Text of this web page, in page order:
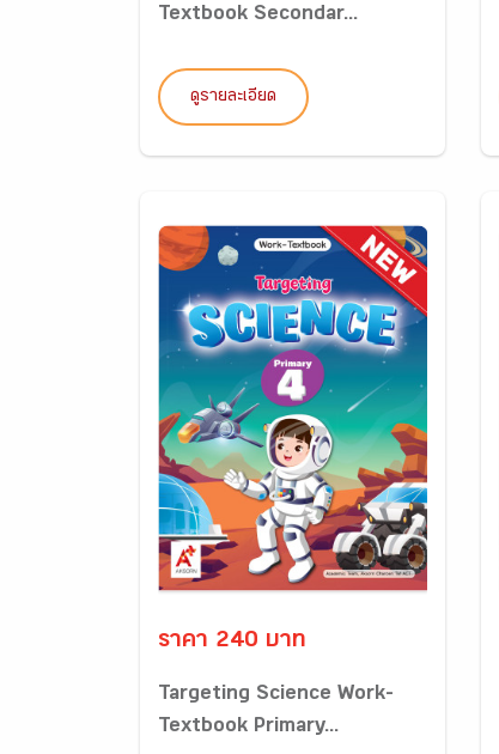
Textbook Secondar...
ดูรายละเอียด
ราคา 240 บาท
Targeting Science Work-
Textbook Primary...